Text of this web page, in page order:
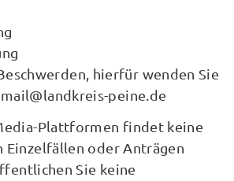
hierfür wenden Sie
peine.de
Plattformen findet keine
Einzelfällen oder Anträgen
Sie keine